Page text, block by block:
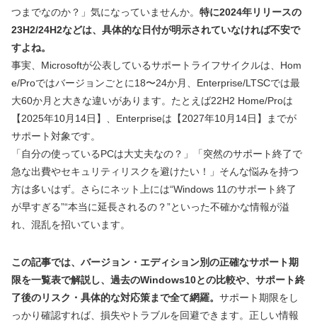
つまでなのか？」気になっていませんか。 特に2024年リリースの
23H2/24H2などは、具体的な日付が明示されていなければ不安で
すよね。
事実、Microsoftが公表しているサポートライフサイクルは、Hom
e/Proではバージョンごとに18〜24か月、Enterprise/LTSCでは最
大60か月と大きな違いがあります。たとえば22H2 Home/Proは
【2025年10月14日】、Enterpriseは【2027年10月14日】までが
サポート対象です。
「自分の使っているPCは大丈夫なの？」「突然のサポート終了で
急な出費やセキュリティリスクを避けたい！」そんな悩みを持つ
方は多いはず。さらにネット上には“Windows 11のサポート終了
が早すぎる”“本当に延長されるの？”といった不確かな情報が溢
れ、混乱を招いています。
この記事では、バージョン・エディション別の正確なサポート期
限を一覧表で解説し、過去のWindows10との比較や、サポート終
了後のリスク・具体的な対応策まで全て網羅。 サポート期限をし
っかり確認すれば、損失やトラブルを回避できます。正しい情報